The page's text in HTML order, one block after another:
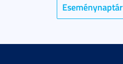
Eseménynaptár